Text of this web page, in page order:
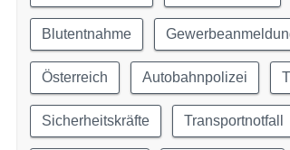
Blutentnahme
Österreich Autobahnpolizei
Sicherheitskräfte Transportnotfall